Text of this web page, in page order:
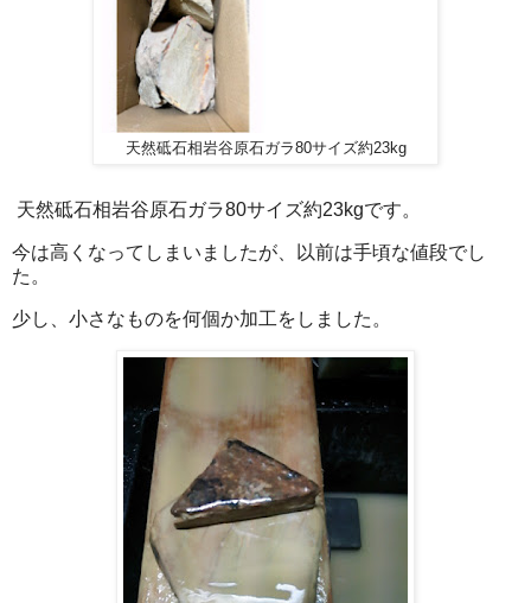
天然砥石相岩谷原石ガラ80サイズ約23kg
天然砥石相岩谷原石ガラ80サイズ約23kgです。
今は高くなってしまいましたが、以前は手頃な値段でし
た。
少し、小さなものを何個か加工をしました。